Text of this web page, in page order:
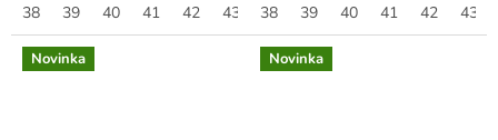
Podrážka je vyrobená z E.V.A
(etylén, vinyl a acetát) +
guma,...
38 39 40 41 42 43 44 45 46 47 37 36
Podrážka je vyrobená z E.V.A
(etylén, vinyl a acetát) +
guma,...
38 39 40 41 42 43
Novinka Novinka